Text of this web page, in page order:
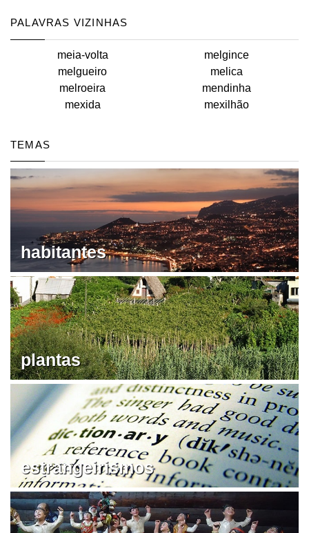
PALAVRAS VIZINHAS
meia-volta
melgince
melgueiro
melica
melroeira
mendinha
mexida
mexilhão
TEMAS
habitantes
plantas
estrangeirismos